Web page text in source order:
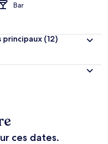
Bar
principaux (12)
ces dates.